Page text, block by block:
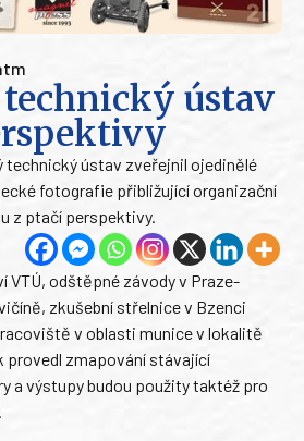
ústav
technický ústav zveřejnil ojedinělé
fotografie přibližující organizační
z ptačí perspektivy.
VTÚ, odštěpné závody v Praze-
zkušební střelnice v Bzenci
v oblasti munice v lokalitě
provedl zmapování stávající
a výstupy budou použity taktéž pro